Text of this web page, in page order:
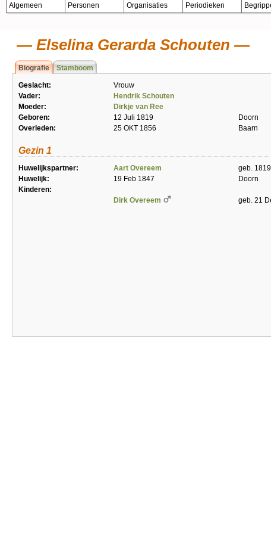
Algemeen Personen Organisaties Periodieken
Elselina Gerarda Schouten
Biografie Stamboom
Geslacht:
Vrouw
Vader:
Hendrik Schouten
Moeder:
Dirkje van Ree
Geboren:
12 Juli 1819
Doorn
Overleden:
25 OKT 1856 Baarn
Gezin 1
Huwelijkspartner: Aart Overeem
geb.
Huwelijk:
19 Feb 1847
Doorn
Kinderen:
Dirk Overeem
geb. 21